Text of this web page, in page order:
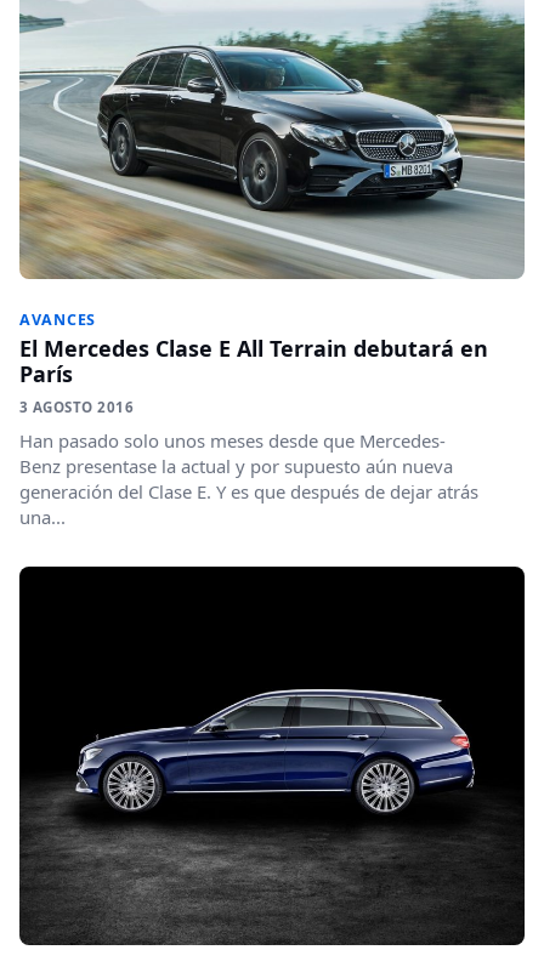
AVANCES
El Mercedes Clase E All Terrain debutará en
París
3 AGOSTO 2016
Han pasado solo unos meses desde que Mercedes-
Benz presentase la actual y por supuesto aún nueva
generación del Clase E. Y es que después de dejar atrás
una...